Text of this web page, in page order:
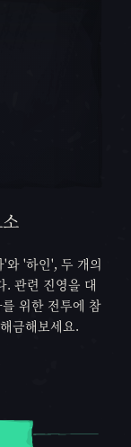
와 '하인', 두 개의
. 관련 진영을 대
위한 전투에 참
금해보세요.